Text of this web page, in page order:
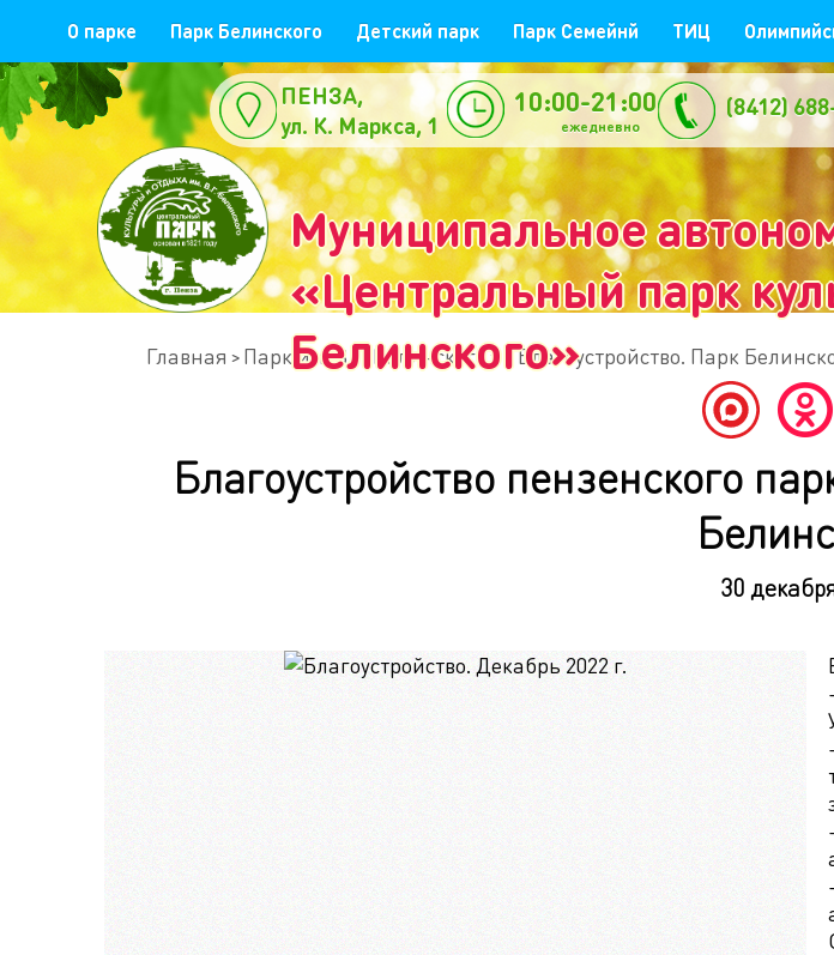
О парке Парк Белинского Детский парк Парк Семейнй ТИЦ
Муниципальное
«Центральный парк
Белинского»
ПЕНЗА,
ул. К. Маркса, 1
10:00-21:00
ежедневно
(8412)
Главная Парк им. В.Г. Белинского Благоустройство. Парк
Благоустройство пензенского
30